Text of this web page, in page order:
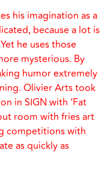
his imagination as a
because a lot is
he uses those
mysterious. By
humor extremely
Olivier Arts took
in SIGN with ‘Fat
room with fries art
competitions with
as quickly as